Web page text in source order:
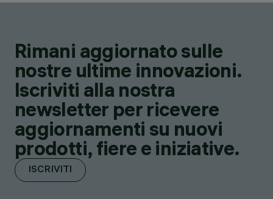
Rimani aggiornato sulle
nostre ultime innovazioni.
Iscriviti alla nostra
newsletter per ricevere
aggiornamenti su nuovi
prodotti, fiere e iniziative.
ISCRIVITI